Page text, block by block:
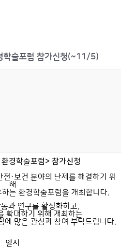
학술포럼 참가신청(~11/5)
경학술포럼> 참가신청
·보건 분야의 난제를 해결하기 위
해
는 환경학술포럼을 개최합니다.
과 연구를 활성화하고,
확대하기 위해 개최하는
에 많은 관심과 참여 부탁드립니다.
일시